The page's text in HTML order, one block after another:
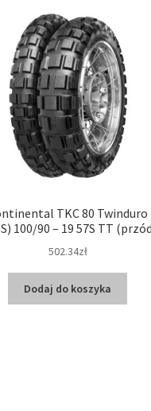
TKC 80 Twinduro
100/90 – 19 57S TT
502.34zł
Dodaj do koszyka